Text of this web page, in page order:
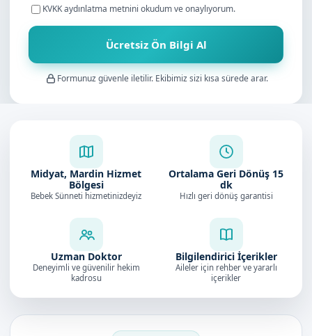
KVKK aydınlatma metnini okudum ve onaylıyorum.
Ücretsiz Ön Bilgi Al
Formunuz güvenle iletilir. Ekibimiz sizi kısa sürede arar.
Midyat, Mardin Hizmet
Bölgesi
Bebek Sünneti hizmetinizdeyiz
Ortalama Geri Dönüş 15
dk
Hızlı geri dönüş garantisi
Uzman Doktor
Deneyimli ve güvenilir hekim
kadrosu
Bilgilendirici İçerikler
Aileler için rehber ve yararlı
içerikler
Doktorumuz